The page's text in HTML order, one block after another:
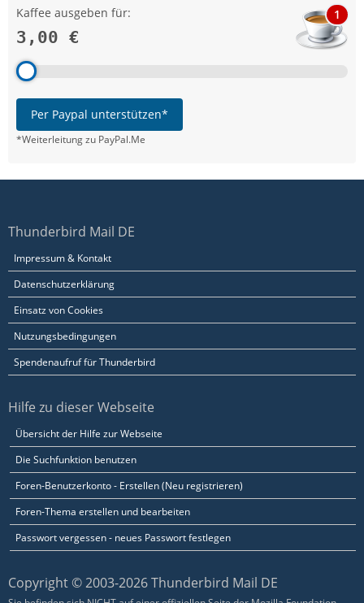
Kaffee ausgeben für:
3,00 €
1
Per Paypal unterstützen*
*Weiterleitung zu PayPal.Me
Thunderbird Mail DE
Impressum & Kontakt
Datenschutzerklärung
Einsatz von Cookies
Nutzungsbedingungen
Spendenaufruf für Thunderbird
Hilfe zu dieser Webseite
Übersicht der Hilfe zur Webseite
Die Suchfunktion benutzen
Foren-Benutzerkonto - Erstellen (Neu registrieren)
Foren-Thema erstellen und bearbeiten
Passwort vergessen - neues Passwort festlegen
Copyright © 2003-2026 Thunderbird Mail DE